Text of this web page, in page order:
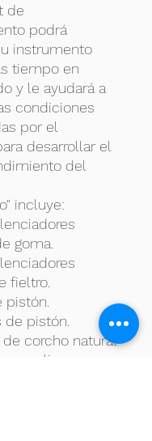
de
podrá
instrumento
tiempo en
y le ayudará a
condiciones
por el
desarrollar el
del
incluye:
goma.
fieltro.
pistón.
pistón.
corcho natural
salivero.